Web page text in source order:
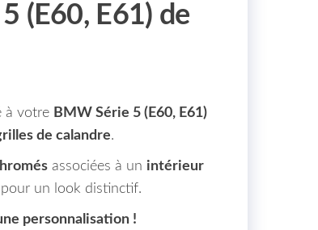
(E60, E61) de
à votre BMW Série 5 (E60, E61)
de calandre.
associées à un intérieur
un look distinctif.
personnalisation !